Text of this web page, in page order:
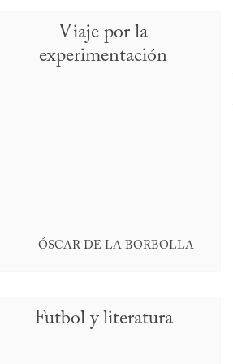
Viaje por la
experimentación
ÓSCAR DE LA BORBOLLA
Futbol y literatura